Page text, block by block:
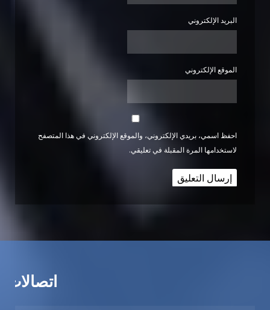
البريد الإلكتروني
الموقع الإلكتروني
احفظ اسمي، بريدي الإلكتروني، والموقع الإلكتروني في هذا المتصفح
لاستخدامها المرة المقبلة في تعليقي.
اتصالات